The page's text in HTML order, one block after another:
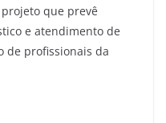
que prevê
e atendimento de
de profissionais da